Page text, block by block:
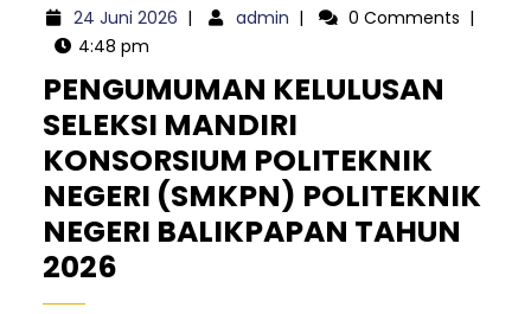
24 Juni 202624| admin admin
| 0 Comments |
4:48 pm
PENGUMUMAN KELULUSAN
SELEKSI MANDIRI
KONSORSIUM POLITEKNIK
NEGERI (SMKPN) POLITEKNIK
NEGERI BALIKPAPAN TAHUN
2026